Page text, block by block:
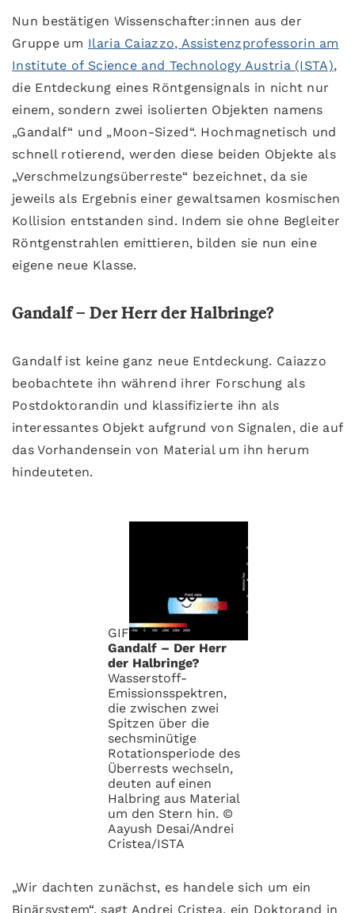
Nun bestätigen Wissenschafter:innen aus der
Gruppe um Ilaria Caiazzo, Assistenzprofessorin am
Institute of Science and Technology Austria (ISTA),
die Entdeckung eines Röntgensignals in nicht nur
einem, sondern zwei isolierten Objekten namens
„Gandalf“ und „Moon-Sized“. Hochmagnetisch und
schnell rotierend, werden diese beiden Objekte als
„Verschmelzungsüberreste“ bezeichnet, da sie
jeweils als Ergebnis einer gewaltsamen kosmischen
Kollision entstanden sind. Indem sie ohne Begleiter
Röntgenstrahlen emittieren, bilden sie nun eine
eigene neue Klasse.
Gandalf – Der Herr der Halbringe?
Gandalf ist keine ganz neue Entdeckung. Caiazzo
beobachtete ihn während ihrer Forschung als
Postdoktorandin und klassifizierte ihn als
interessantes Objekt aufgrund von Signalen, die auf
das Vorhandensein von Material um ihn herum
hindeuteten.
GIF
Gandalf – Der Herr
der Halbringe?
Wasserstoff-
Emissionsspektren,
die zwischen zwei
Spitzen über die
sechsminütige
Rotationsperiode des
Überrests wechseln,
deuten auf einen
Halbring aus Material
um den Stern hin. ©
Aayush Desai/Andrei
Cristea/ISTA
„Wir dachten zunächst, es handele sich um ein
Binärsystem“, sagt Andrei Cristea, ein Doktorand in